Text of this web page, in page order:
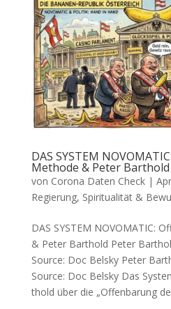
DAS SYSTEM
Methode & Peter Barthold
von Corona Daten Check|
Regierung, Spiritualität &
DAS SYSTEM NOVOMATIC:
& Peter Barthold Peter
Source: Doc Belsky Peter
Source: Doc Belsky Das
thold über die „Offen­ba­rung